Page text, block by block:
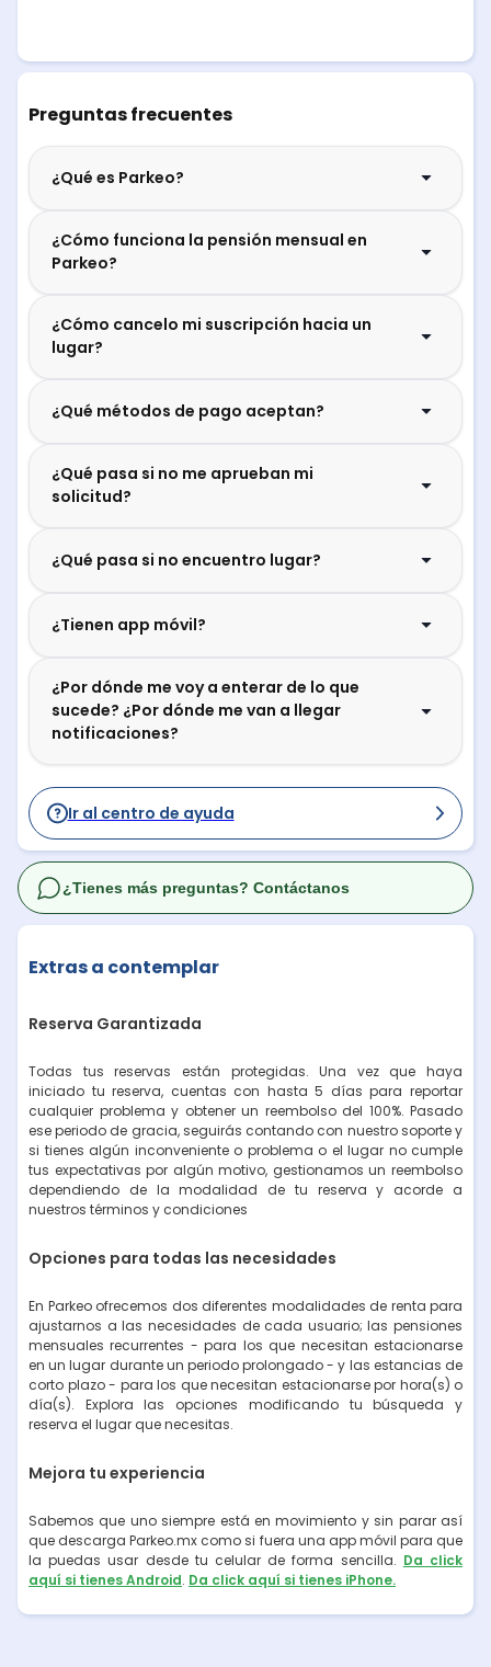
Preguntas frecuentes
¿Qué es Parkeo?
¿Cómo funciona la pensión mensual en
Parkeo?
¿Cómo cancelo mi suscripción hacia un
lugar?
¿Qué métodos de pago aceptan?
¿Qué pasa si no me aprueban mi
solicitud?
¿Qué pasa si no encuentro lugar?
¿Tienen app móvil?
¿Por dónde me voy a enterar de lo que
sucede? ¿Por dónde me van a llegar
notificaciones?
Ir al centro de ayuda
Extras a contemplar
Reserva Garantizada
Todas tus reservas están protegidas. Una vez que haya
iniciado tu reserva, cuentas con hasta 5 días para reportar
cualquier problema y obtener un reembolso del 100%. Pasado
ese periodo de gracia, seguirás contando con nuestro soporte y
si tienes algún inconveniente o problema o el lugar no cumple
tus expectativas por algún motivo, gestionamos un reembolso
dependiendo de la modalidad de tu reserva y acorde a
nuestros términos y condiciones
Opciones para todas las necesidades
En Parkeo ofrecemos dos diferentes modalidades de renta para
ajustarnos a las necesidades de cada usuario; las pensiones
mensuales recurrentes - para los que necesitan estacionarse
en un lugar durante un periodo prolongado - y las estancias de
corto plazo - para los que necesitan estacionarse por hora(s) o
día(s). Explora las opciones modificando tu búsqueda y
reserva el lugar que necesitas.
Mejora tu experiencia
Sabemos que uno siempre está en movimiento y sin parar así
que descarga Parkeo.mx como si fuera una app móvil para que
la puedas usar desde tu celular de forma sencilla. Da click
aquí si tienes Android. Da click aquí si tienes iPhone.
¿Tienes más preguntas? Contáctanos